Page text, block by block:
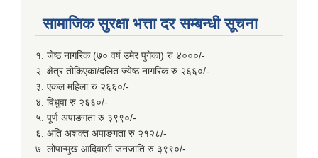
सामाजिक सुरक्षा भत्ता दर सम्बन्धी सूचना
१. जेष्ठ नागरिक (७० वर्ष उमेर पुगेका) रु ४०००/-
२. क्षेत्र तोकिएका/दलित ज्येष्ठ नागरिक रु २६६०/-
३. एकल महिला रु २६६०/-
४. विधुवा रु २६६०/-
५. पूर्ण अपाङगता रु ३९९०/-
६. अति अशक्त अपाङगता रु २१२८/-
७. लोपान्मुख आदिवासी जनजाति रु ३९९०/-